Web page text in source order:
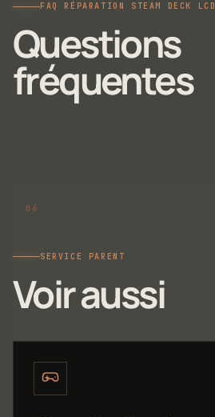
FAQ RÉPARATION STEAM DECK LCD
Questions
fréquentes
SERVICE PARENT
Voir aussi